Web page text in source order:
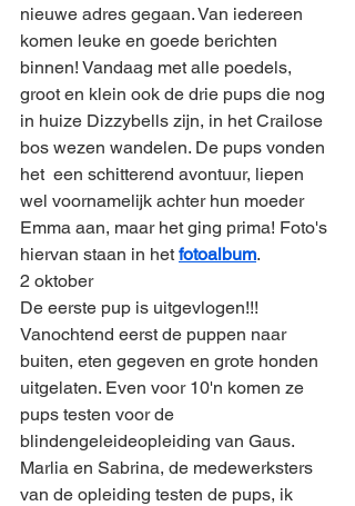
nieuwe adres gegaan. Van iedereen
komen leuke en goede berichten
binnen! Vandaag met alle poedels,
groot en klein ook de drie pups die nog
in huize Dizzybells zijn, in het Crailose
bos wezen wandelen. De pups vonden
het  een schitterend avontuur, liepen
wel voornamelijk achter hun moeder
Emma aan, maar het ging prima! Foto's
hiervan staan in het fotoalbum.
2 oktober
De eerste pup is uitgevlogen!!!
Vanochtend eerst de puppen naar
buiten, eten gegeven en grote honden
uitgelaten. Even voor 10'n komen ze
pups testen voor de
blindengeleideopleiding van Gaus.
Marlia en Sabrina, de medewerksters
van de opleiding testen de pups, ik